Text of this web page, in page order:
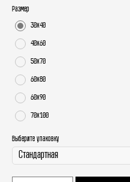
Размер
30х40
40х60
50х70
60х80
60х90
70х100
Выберите упаковку